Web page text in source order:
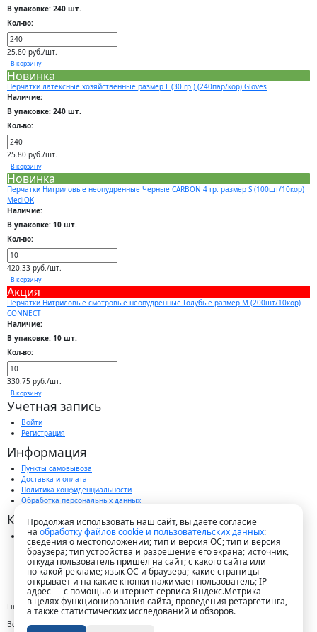
В упаковке: 240 шт.
Кол-во:
25.80 руб./шт.
В корзину
Новинка
Перчатки латексные хозяйственные размер L (30 гр.) (240пар/кор) Gloves
Наличие:
В упаковке: 240 шт.
Кол-во:
25.80 руб./шт.
В корзину
Новинка
Перчатки Нитриловые неопудренные Черные CARBON 4 гр. размер S (100шт/10кор)
MediOK
Наличие:
В упаковке: 10 шт.
Кол-во:
420.33 руб./шт.
В корзину
Акция
Перчатки Нитриловые смотровые неопудренные Голубые размер M (200шт/10кор)
CONNECT
Наличие:
В упаковке: 10 шт.
Кол-во:
330.75 руб./шт.
В корзину
Учетная запись
Войти
Регистрация
Информация
Пункты самовывоза
Доставка и оплата
Политика конфиденциальности
Обработка персональных данных
Контакты
г. Краснодар, пос. Победитель, ул. Быстрая, 11/1а
8-989-265-35-35 (звонок бесплатный)
Пн-Пт 9.00 — 18.00
office@lirapack.com
Посмотреть на карте
Lirapack ©2026 Все права защищены.
Все торговые марки принадлежат их владельцам
Продолжая использовать наш сайт, вы даете согласие
на обработку файлов cookie и пользовательских данных:
сведения о местоположении; тип и версия ОС; тип и версия
браузера; тип устройства и разрешение его экрана; источник,
откуда пользователь пришел на сайт; с какого сайта или
по какой рекламе; язык ОС и браузера; какие страницы
открывает и на какие кнопки нажимает пользователь; IP-
адрес — с помощью интернет-сервиса Яндекс.Метрика
в целях функционирования сайта, проведения ретаргетинга,
а также статистических исследований и обзоров.